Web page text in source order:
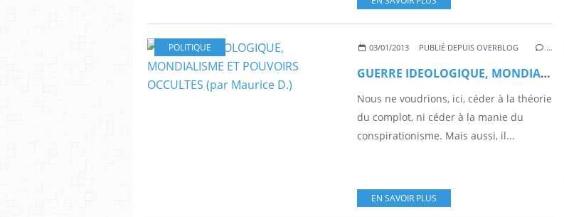
POLITIQUE 03/01/2013 PUBLIÉ DEPUIS OVERBLOG …
GUERRE IDEOLOGIQUE, MONDIALISME ET POUVOIRS OCCULTES (par Maurice D.)
Nous ne voudrions, ici, céder à la théorie
du complot, ni céder à la manie du
conspirationisme. Mais aussi, il...
EN SAVOIR PLUS